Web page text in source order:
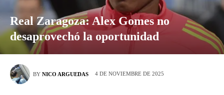
Real Zaragoza: Alex Gomes no
desaprovechó la oportunidad
BY NICO ARGUEDAS 4 DE NOVIEMBRE DE 2025